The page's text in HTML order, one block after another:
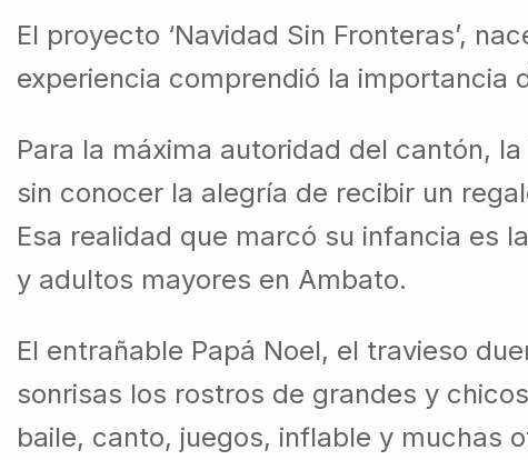
El proyecto ‘Navidad Sin Fronteras’,
experiencia comprendió la importancia
Para la máxima autoridad del cantón,
sin conocer la alegría de recibir un
Esa realidad que marcó su infancia es
y adultos mayores en Ambato.
El entrañable Papá Noel, el travieso
sonrisas los rostros de grandes y
baile, canto, juegos, inflable y muchas